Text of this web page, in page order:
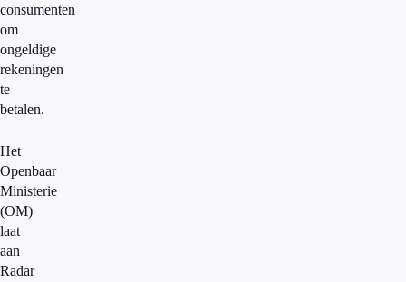
consumenten
om
ongeldige
rekeningen
te
betalen.
Het
Openbaar
Ministerie
(OM)
laat
aan
Radar